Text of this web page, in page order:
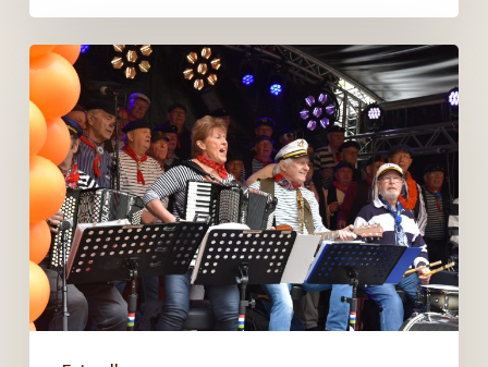
Koningsdag
Kethel
2024